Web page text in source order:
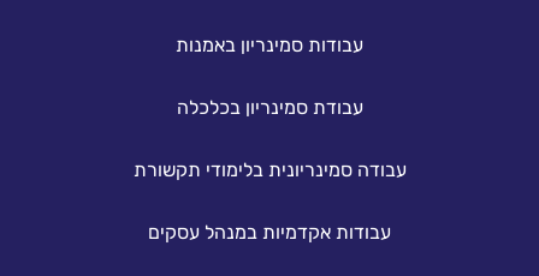
עבודות סמינריון באמנות
עבודת סמינריון בכלכלה
עבודה סמינריונית בלימודי תקשורת
עבודות אקדמיות במנהל עסקים